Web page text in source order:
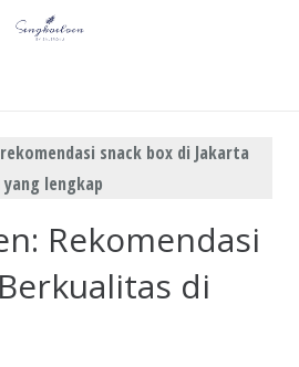
Rekomendasi
di